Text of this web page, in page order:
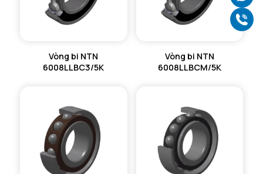
Vòng bi NTN
6008LLBC3/5K
Vòng bi NTN
6008LLBCM/5K